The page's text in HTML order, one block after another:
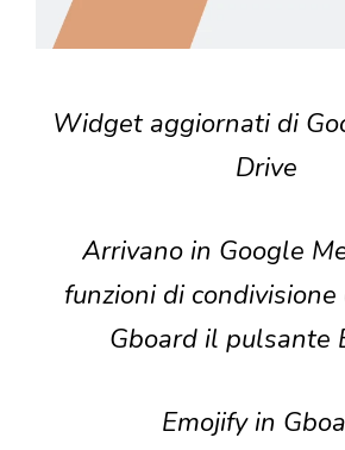
Widget aggiornati di
Drive
Arrivano in Google
funzioni di
Gboard il pulsante
Emojify in